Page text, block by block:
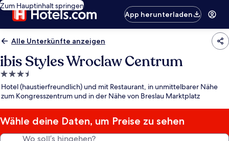
Zum Hauptinhalt springen
App herunterladen
Alle Unterkünfte anzeigen
ibis Styles Wroclaw Centrum
3.5-
Sterne-
Unterkunft
Hotel (haustierfreundlich) und mit Restaurant, in unmittelbarer Nähe
zum Kongresszentrum und in der Nähe von Breslau Marktplatz
Wähle deine Daten, um Preise zu sehen
Wo soll’s hingehen?